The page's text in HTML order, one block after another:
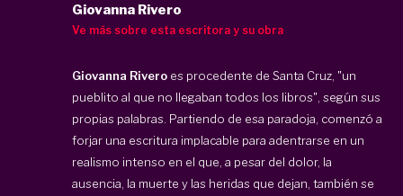
Giovanna Rivero
Ve más sobre esta escritora y su obra
Giovanna Rivero es procedente de Santa Cruz, "un
pueblito al que no llegaban todos los libros", según sus
propias palabras. Partiendo de esa paradoja, comenzó a
forjar una escritura implacable para adentrarse en un
realismo intenso en el que, a pesar del dolor, la
ausencia, la muerte y las heridas que dejan, también se